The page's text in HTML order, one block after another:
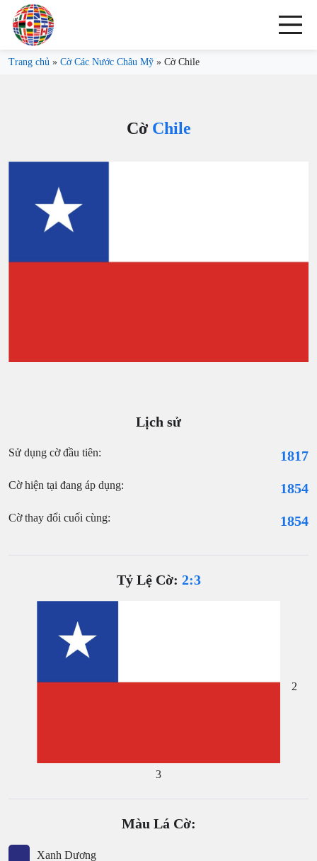
Trang chủ » Cờ Các Nước Châu Mỹ » Cờ Chile
Cờ Chile
Lịch sử
Sử dụng cờ đầu tiên: 1817
Cờ hiện tại đang áp dụng: 1854
Cờ thay đổi cuối cùng: 1854
Tỷ Lệ Cờ: 2:3
3
2
Màu Lá Cờ:
Xanh Dương